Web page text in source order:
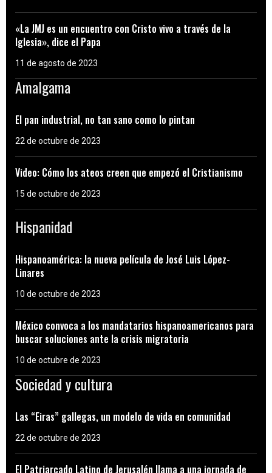
«La JMJ es un encuentro con Cristo vivo a través de la
Iglesia», dice el Papa
11 de agosto de 2023
Amalgama
El pan industrial, no tan sano como lo pintan
22 de octubre de 2023
Video: Cómo los ateos creen que empezó el Cristianismo
15 de octubre de 2023
Hispanidad
Hispanoamérica: la nueva película de José Luis López-
Linares
10 de octubre de 2023
México convoca a los mandatarios hispanoamericanos para
buscar soluciones ante la crisis migratoria
10 de octubre de 2023
Sociedad y cultura
Las “Eiras” gallegas, un modelo de vida en comunidad
22 de octubre de 2023
El Patriarcado Latino de Jerusalén llama a una jornada de